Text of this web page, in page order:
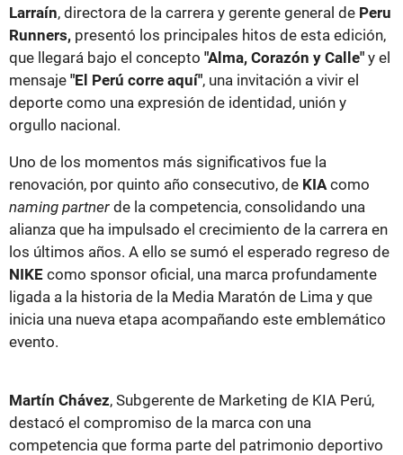
Larraín, directora de la carrera y gerente general de Peru
Runners, presentó los principales hitos de esta edición,
que llegará bajo el concepto "Alma, Corazón y Calle" y el
mensaje "El Perú corre aquí", una invitación a vivir el
deporte como una expresión de identidad, unión y
orgullo nacional.
Uno de los momentos más significativos fue la
renovación, por quinto año consecutivo, de KIA como
naming partner de la competencia, consolidando una
alianza que ha impulsado el crecimiento de la carrera en
los últimos años. A ello se sumó el esperado regreso de
NIKE como sponsor oficial, una marca profundamente
ligada a la historia de la Media Maratón de Lima y que
inicia una nueva etapa acompañando este emblemático
evento.
Martín Chávez, Subgerente de Marketing de KIA Perú,
destacó el compromiso de la marca con una
competencia que forma parte del patrimonio deportivo